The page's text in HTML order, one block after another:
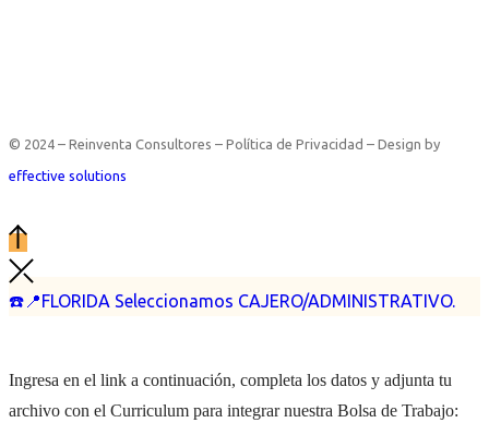
☎️📍FLORIDA Seleccionamos CAJERO/ADMINISTRATIVO.
© 2024 – Reinventa Consultores – Política de Privacidad – Design by
effective solutions
Ingresa en el link a continuación, completa los datos y adjunta tu
archivo con el Curriculum para integrar nuestra Bolsa de Trabajo: